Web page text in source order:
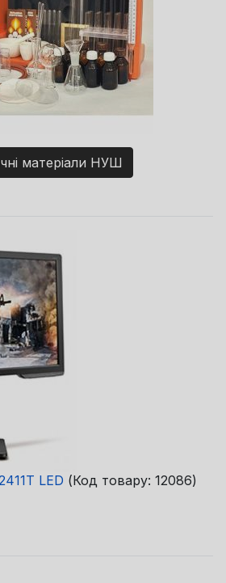
матеріали НУШ
GmbH
& Support
LED (Код товару: 12086)